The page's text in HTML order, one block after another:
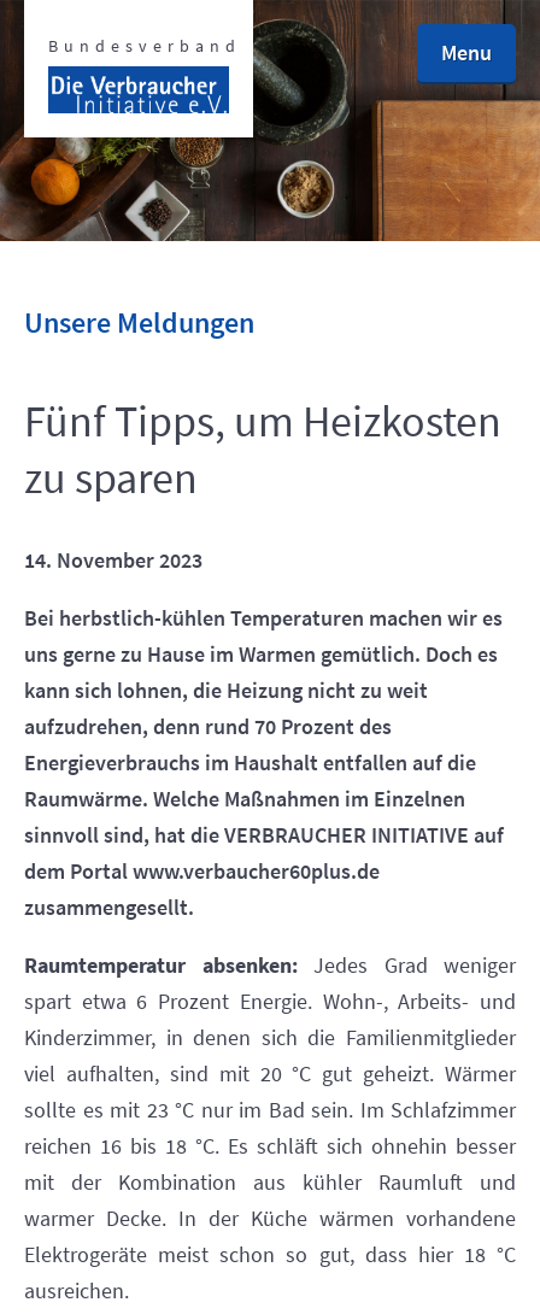
Bundesverband Menu
Unsere Meldungen
Fünf Tipps, um Heizkosten
zu sparen
14. November 2023
Bei herbstlich-kühlen Temperaturen machen wir es
uns gerne zu Hause im Warmen gemütlich. Doch es
kann sich lohnen, die Heizung nicht zu weit
aufzudrehen, denn rund 70 Prozent des
Energieverbrauchs im Haushalt entfallen auf die
Raumwärme. Welche Maßnahmen im Einzelnen
sinnvoll sind, hat die VERBRAUCHER INITIATIVE auf
dem Portal www.verbaucher60plus.de
zusammengesellt.
Raumtemperatur absenken:Jedes Grad weniger
spart etwa 6 Prozent Energie. Wohn-, Arbeits- und
Kinderzimmer, in denen sich die Familienmitglieder
viel aufhalten, sind mit 20 °C gut geheizt. Wärmer
sollte es mit 23 °C nur im Bad sein. Im Schlafzimmer
reichen 16 bis 18 °C. Es schläft sich ohnehin besser
mit der Kombination aus kühler Raumluft und
warmer Decke. In der Küche wärmen vorhandene
Elektrogeräte meist schon so gut, dass hier 18 °C
ausreichen.